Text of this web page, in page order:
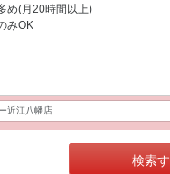
め(月20時間以上)
みOK
検索